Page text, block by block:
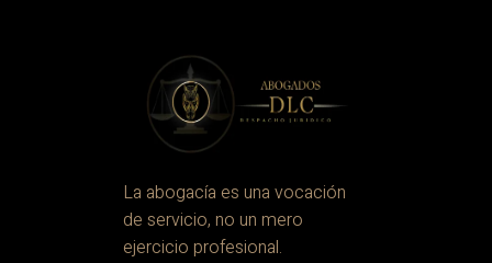
La abogacía es una vocación
de servicio, no un mero
ejercicio profesional.